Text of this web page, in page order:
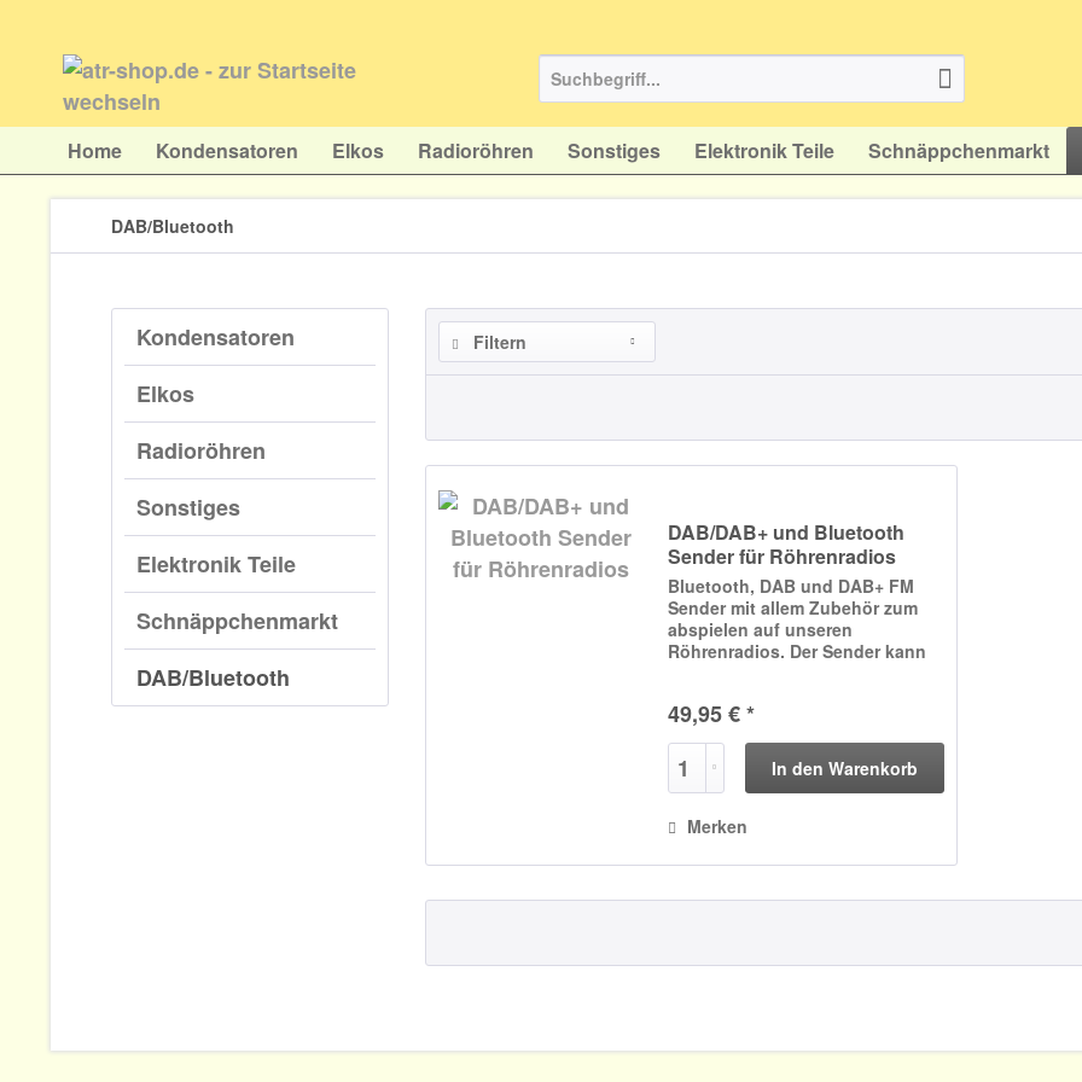
Home Kondensatoren Elkos Radioröhren Sonstiges Elektronik Teile Schnäppchenmarkt
DAB/Bluetooth
Kondensatoren
Elkos
Radioröhren
Sonstiges
Elektronik Teile
Schnäppchenmarkt
DAB/Bluetooth
Filtern
DAB/DAB+ und Bluetooth
Sender für Röhrenradios
Bluetooth, DAB und DAB+ FM
Sender mit allem Zubehör zum
abspielen auf unseren
Röhrenradios. Der Sender kann
Angeschlossen spielt er über
eine Radiofrequenz von 87Mhz
bis 108Mhz,...
49,95 € *
In den Warenkorb
Merken